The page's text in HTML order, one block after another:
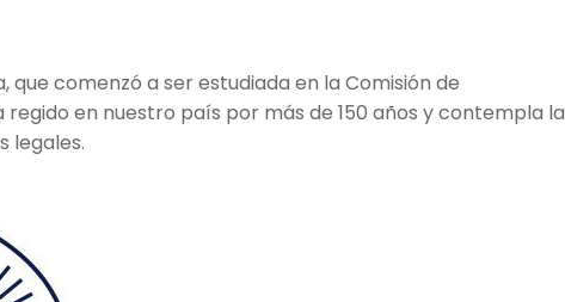
que comenzó a ser estudiada en la Comisión de
en nuestro país por más de 150 años y contempla la
legales.